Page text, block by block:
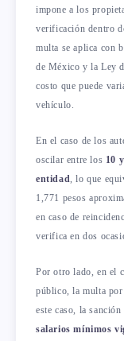
impone a los
verificación dentro
multa se aplica con
de México y la Ley
costo que puede
vehículo.
En el caso de los
oscilar entre los 10
entidad, lo que
1,771 pesos
en caso de
verifica en dos
Por otro lado, en el
público, la multa por
este caso, la
salarios mínimos